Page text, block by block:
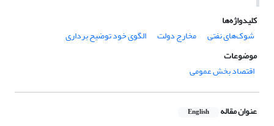
کلیدواژه‌ها
شوک‌‌های نفتی
مخارج دولت
الگوی خود توضیح برداری
موضوعات
اقتصاد بخش عمومی
عنوان مقاله English